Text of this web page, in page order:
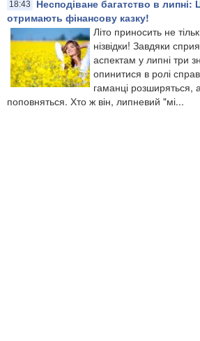
18:43
Несподіване багатство в липні:
отримають фінансову казку!
Літо приносить не
нізвідки! Завдяки
аспектам у липні три
опинитися в ролі
гаманці розширяться,
поповняться. Хто ж він, липневий "мі...